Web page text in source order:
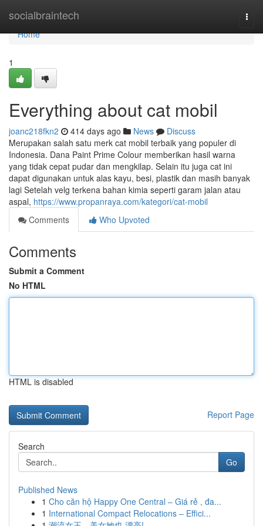
socialbraintech
Home
Home
1
Everything about cat mobil
joanc218fkn2 414 days ago News
Discuss
Merupakan salah satu merk cat mobil terbaik yang populer di
Indonesia. Dana Paint Prime Colour memberikan hasil warna
yang tidak cepat pudar dan mengkilap. Selain itu juga cat ini
dapat digunakan untuk alas kayu, besi, plastik dan masih banyak
lagi Setelah velg terkena bahan kimia seperti garam jalan atau
aspal, https://www.propanraya.com/kategori/cat-mobil
Comments
Who Upvoted
Comments
Submit a Comment
No HTML
HTML is disabled
Report Page
Search
Go
Published News
1 Cho căn hộ Happy One Central – Giá rẻ , đa...
1 International Compact Relocations – Effici...